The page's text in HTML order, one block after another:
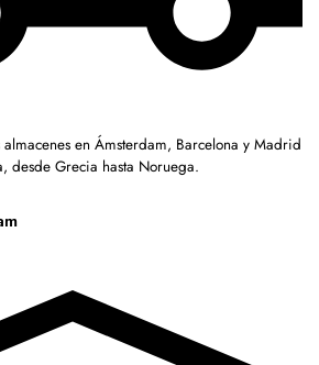
almacenes en Ámsterdam, Barcelona y Madrid
desde Grecia hasta Noruega.